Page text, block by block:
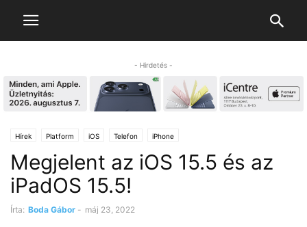
- Hirdetés -
Hírek Platform iOS Telefon iPhone
Megjelent az iOS 15.5 és az
iPadOS 15.5!
Írta: Boda Gábor - máj 23, 2022